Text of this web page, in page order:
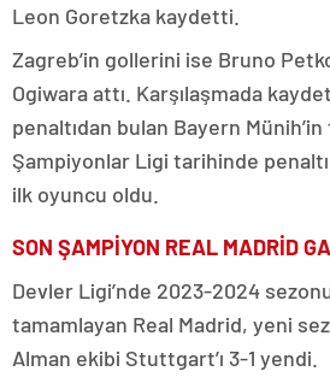
Leon Goretzka kaydetti.
Zagreb’in gollerini ise Bruno
Ogiwara attı. Karşılaşmada
penaltıdan bulan Bayern
Şampiyonlar Ligi tarihinde
ilk oyuncu oldu.
SON ŞAMPİYON REAL MADRİD
Devler Ligi’nde 2023-2024
tamamlayan Real Madrid, yeni
Alman ekibi Stuttgart’ı 3-1 yendi.